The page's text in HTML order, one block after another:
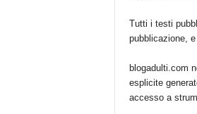
Tutti i testi
pubblicazione,
blogadulti.com
esplicite
accesso a